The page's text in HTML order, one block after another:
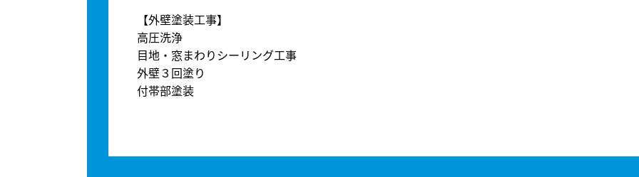
【外壁塗装工事】
高圧洗浄
目地・窓まわりシーリング工事
外壁３回塗り
付帯部塗装